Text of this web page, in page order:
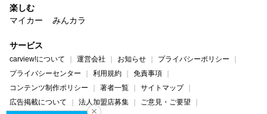
楽しむ
マイカー
みんカラ
サービス
carview!について 運営会社 お知らせ
プライバシーポリシー
プライバシーセンター
利用規約
免責事項
コンテンツ制作ポリシー
著者一覧
サイトマップ
広告掲載について
法人加盟店募集
ご意見・ご要望